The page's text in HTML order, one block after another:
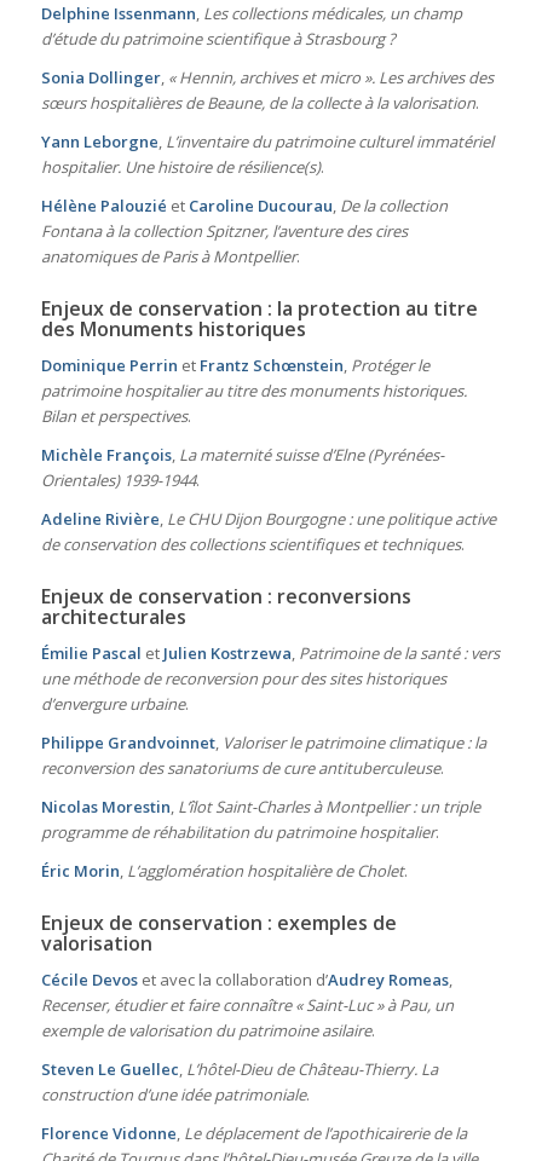
Delphine Issenmann Les collections médicales, un champ
d’étude du patrimoine scientifique à Strasbourg ?
Sonia Dollinger, « Hennin, archives et micro ». Les archives des
sœurs hospitalières de Beaune, de la collecte à la valorisation.
Yann Leborgne, L’inventaire du patrimoine culturel immatériel
hospitalier. Une histoire de résilience(s).
Hélène Palouzié et Caroline Ducourau, De la collection
Fontana à la collection Spitzner, l’aventure des cires
anatomiques de Paris à Montpellier.
Enjeux de conservation : la protection au titre
des Monuments historiques
Dominique Perrin et Frantz Schœnstein, Protéger le
patrimoine hospitalier au titre des monuments historiques.
Bilan et perspectives.
Michèle François, La maternité suisse d’Elne (Pyrénées-
Orientales) 1939-1944.
Adeline Rivière, Le CHU Dijon Bourgogne : une politique active
de conservation des collections scientifiques et techniques.
Enjeux de conservation : reconversions
architecturales
Émilie Pascal et Julien Kostrzewa, Patrimoine de la santé : vers
une méthode de reconversion pour des sites historiques
d’envergure urbaine.
Philippe Grandvoinnet, Valoriser le patrimoine climatique : la
reconversion des sanatoriums de cure antituberculeuse.
Nicolas Morestin, L’îlot Saint-Charles à Montpellier : un triple
programme de réhabilitation du patrimoine hospitalier.
Éric Morin, L’agglomération hospitalière de Cholet.
Enjeux de conservation : exemples de
valorisation
Cécile Devoset avec la collaboration d’Audrey Romeas,
Recenser, étudier et faire connaître « Saint-Luc » à Pau, un
exemple de valorisation du patrimoine asilaire.
Steven Le Guellec, L’hôtel-Dieu de Château-Thierry. La
construction d’une idée patrimoniale.
Florence Vidonne, Le déplacement de l’apothicairerie de la